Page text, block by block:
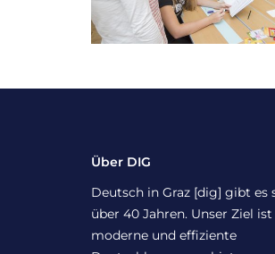
Über DIG
Deutsch in Graz [dig] gibt es
über 40 Jahren. Unser Ziel ist
moderne und effiziente